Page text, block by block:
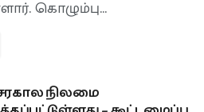
கொழும்பு...
நிலமை